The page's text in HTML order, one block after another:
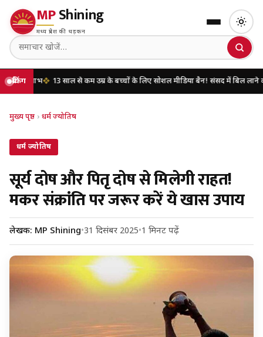
MPShining
मध्य प्रदेश की धड़कन
ब्रेकिंग
13 साल से कम उम्र के बच्चों के लिए सोशल मीडिया बैन! संसद में बिल लाने की तैयारी
मुख्य पृष्ठ › धर्म ज्योतिष
धर्म ज्योतिष
सूर्य दोष और पितृ दोष से मिलेगी राहत!
मकर संक्रांति पर जरूर करें ये खास उपाय
लेखक: MP Shining•31 दिसंबर 2025•1 मिनट पढ़ें